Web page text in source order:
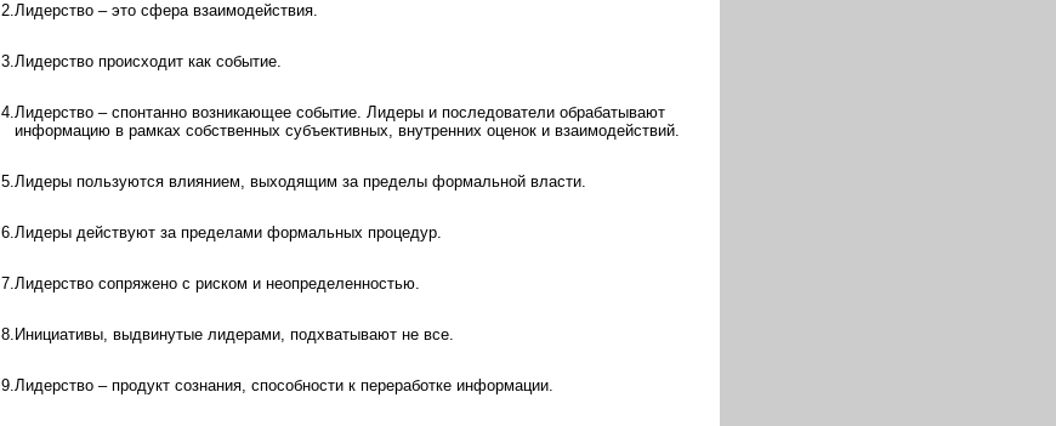
2.Лидерство – это сфера взаимодействия.
3.Лидерство происходит как событие.
4.Лидерство – спонтанно возникающее событие. Лидеры и последователи обрабатывают
информацию в рамках собственных субъективных, внутренних оценок и взаимодействий.
5.Лидеры пользуются влиянием, выходящим за пределы формальной власти.
6.Лидеры действуют за пределами формальных процедур.
7.Лидерство сопряжено с риском и неопределенностью.
8. Инициативы, выдвинутые лидерами, подхватывают не все.
9.Лидерство – продукт сознания, способности к переработке информации.